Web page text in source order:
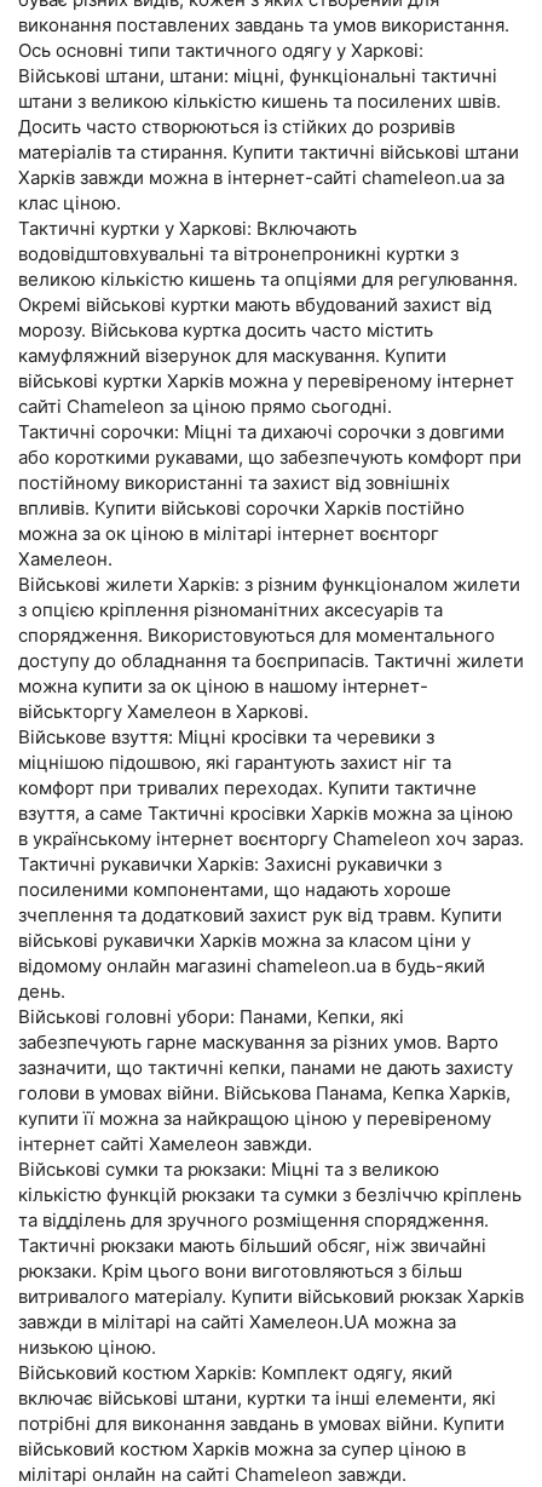
виконання поставлених завдань та умов використання.
Ось основні типи тактичного одягу у Харкові:
Військові штани, штани: міцні, функціональні тактичні
штани з великою кількістю кишень та посилених швів.
Досить часто створюються із стійких до розривів
матеріалів та стирання. Купити тактичні військові штани
Харків завжди можна в інтернет-сайті chameleon.ua за
клас ціною.
Тактичні куртки у Харкові: Включають
водовідштовхувальні та вітронепроникні куртки з
великою кількістю кишень та опціями для регулювання.
Окремі військові куртки мають вбудований захист від
морозу. Військова куртка досить часто містить
камуфляжний візерунок для маскування. Купити
військові куртки Харків можна у перевіреному інтернет
сайті Chameleon за ціною прямо сьогодні.
Тактичні сорочки: Міцні та дихаючі сорочки з довгими
або короткими рукавами, що забезпечують комфорт при
постійному використанні та захист від зовнішніх
впливів. Купити військові сорочки Харків постійно
можна за ок ціною в мілітарі інтернет воєнторг
Хамелеон.
Військові жилети Харків: з різним функціоналом жилети
з опцією кріплення різноманітних аксесуарів та
спорядження. Використовуються для моментального
доступу до обладнання та боєприпасів. Тактичні жилети
можна купити за ок ціною в нашому інтернет-
військторгу Хамелеон в Харкові.
Військове взуття: Міцні кросівки та черевики з
міцнішою підошвою, які гарантують захист ніг та
комфорт при тривалих переходах. Купити тактичне
взуття, а саме Тактичні кросівки Харків можна за ціною
в українському інтернет воєнторгу Chameleon хоч зараз.
Тактичні рукавички Харків: Захисні рукавички з
посиленими компонентами, що надають хороше
зчеплення та додатковий захист рук від травм. Купити
військові рукавички Харків можна за класом ціни у
відомому онлайн магазині chameleon.ua в будь-який
день.
Військові головні убори: Панами, Кепки, які
забезпечують гарне маскування за різних умов. Варто
зазначити, що тактичні кепки, панами не дають захисту
голови в умовах війни. Військова Панама, Кепка Харків,
купити її можна за найкращою ціною у перевіреному
інтернет сайті Хамелеон завжди.
Військові сумки та рюкзаки: Міцні та з великою
кількістю функцій рюкзаки та сумки з безліччю кріплень
та відділень для зручного розміщення спорядження.
Тактичні рюкзаки мають більший обсяг, ніж звичайні
рюкзаки. Крім цього вони виготовляються з більш
витривалого матеріалу. Купити військовий рюкзак Харків
завжди в мілітарі на сайті Хамелеон.UA можна за
низькою ціною.
Військовий костюм Харків: Комплект одягу, який
включає військові штани, куртки та інші елементи, які
потрібні для виконання завдань в умовах війни. Купити
військовий костюм Харків можна за супер ціною в
мілітарі онлайн на сайті Chameleon завжди.